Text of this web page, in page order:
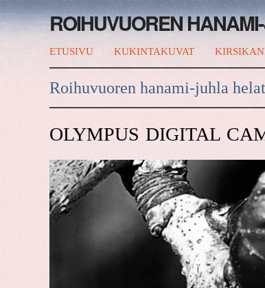
ROIHUVUOREN
ETUSIVU KUKINTAKUVAT
Roihuvuoren hanami-juhla
OLYMPUS DIGITAL